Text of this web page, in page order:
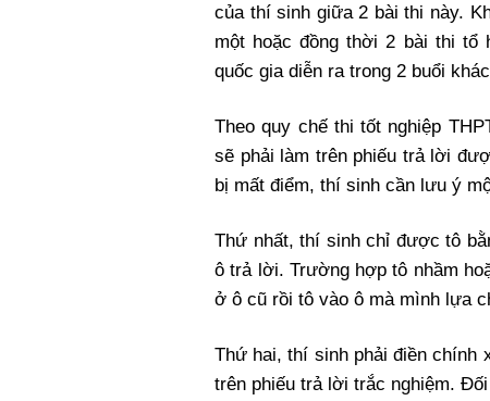
của thí sinh giữa 2 bài thi này.
một hoặc đồng thời 2 bài thi tổ
quốc gia diễn ra trong 2 buổi
Theo quy chế thi tốt nghiệp
sẽ phải làm trên phiếu trả lời
bị mất điểm, thí sinh cần lưu ý
Thứ nhất, thí sinh chỉ được tô
ô trả lời. Trường hợp tô nhầm
ở ô cũ rồi tô vào ô mà mình lựa
Thứ hai, thí sinh phải điền chính
trên phiếu trả lời trắc nghiệm.